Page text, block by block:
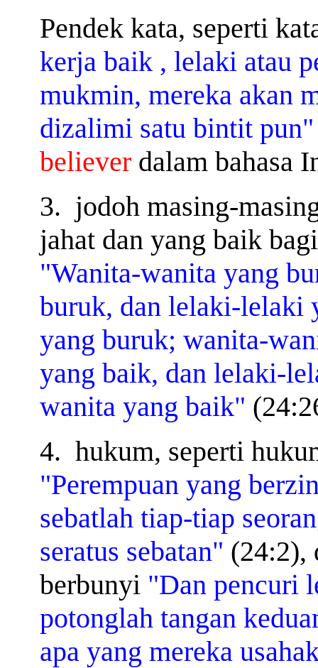
Pendek kata, seperti
kerja baik , lelaki atau
mukmin, mereka akan
dizalimi satu bintit pun"
believer dalam bahasa
3. jodoh masing-
jahat dan yang baik
"Wanita-wanita yang
buruk, dan lelaki-lelaki
yang buruk; wanita-
yang baik, dan lelaki-
wanita yang baik"
4. hukum, seperti
"Perempuan yang
sebatlah tiap-tiap
seratus sebatan" (24:2),
berbunyi "Dan pencuri
potonglah tangan
apa yang mereka